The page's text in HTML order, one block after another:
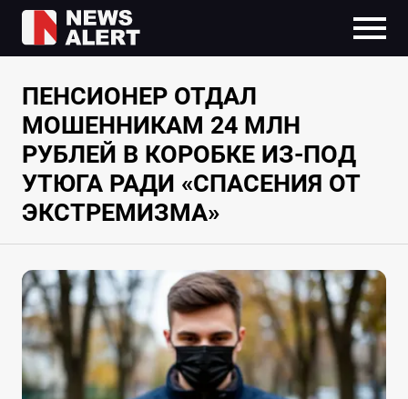
ПЕНСИОНЕР ОТДАЛ
МОШЕННИКАМ 24 МЛН
РУБЛЕЙ В КОРОБКЕ ИЗ-ПОД
УТЮГА РАДИ «СПАСЕНИЯ ОТ
ЭКСТРЕМИЗМА»